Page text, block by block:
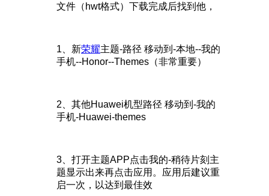
文件（hwt格式）下载完成后找到他，
1、新荣耀主题-路径 移动到-本地--我的
手机--Honor--Themes（非常重要）
2、其他Huawei机型路径 移动到-我的
手机-Huawei-themes
3、打开主题APP点击我的-稍待片刻主
题显示出来再点击应用。应用后建议重
启一次，以达到最佳效